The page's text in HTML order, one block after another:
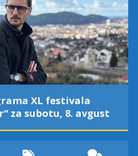
XL festivala
za subotu, 8. avgust